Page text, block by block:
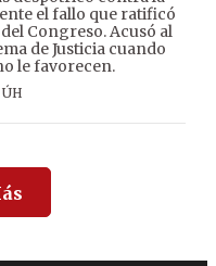
el fallo que ratificó
Congreso. Acusó al
de Justicia cuando
le favorecen.